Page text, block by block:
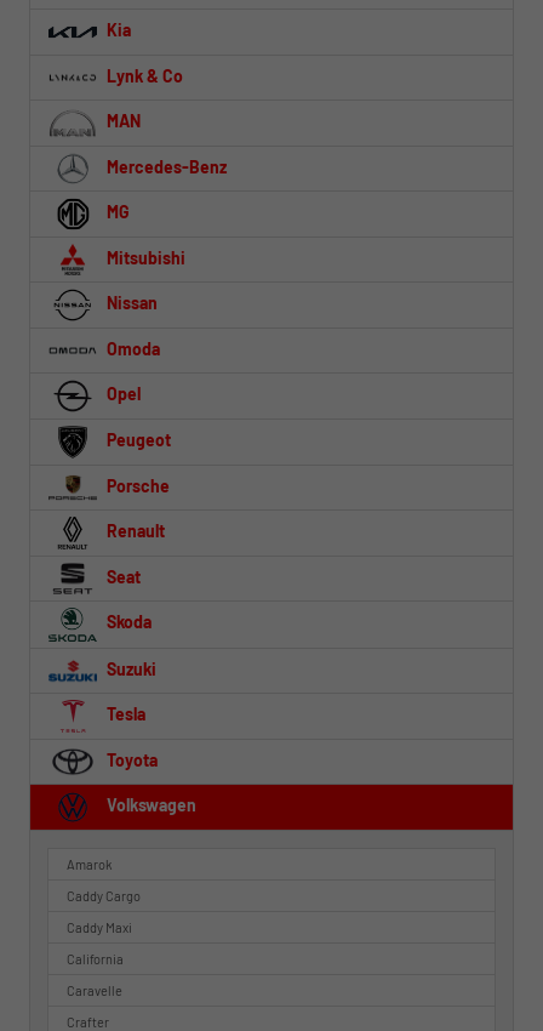
Kia
Lynk & Co
MAN
Mercedes-Benz
MG
Mitsubishi
Nissan
Omoda
Opel
Peugeot
Porsche
Renault
Seat
Skoda
Suzuki
Tesla
Toyota
Volkswagen
Amarok
Caddy Cargo
Caddy Maxi
California
Caravelle
Crafter